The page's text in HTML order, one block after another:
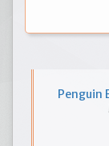
Penguin